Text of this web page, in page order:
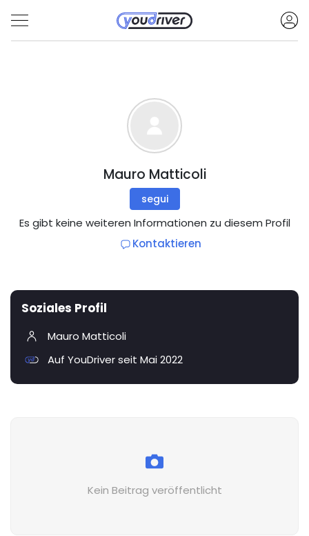
Mauro Matticoli
segui
Es gibt keine weiteren Informationen zu diesem Profil
Kontaktieren
Soziales Profil
Mauro Matticoli
Auf YouDriver seit Mai 2022
Kein Beitrag veröffentlicht